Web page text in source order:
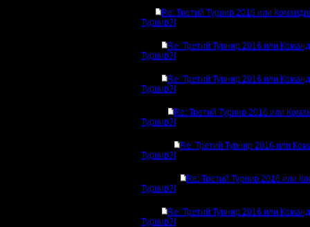
Re: Третий Турнир 2016 или
Турнир?!
Re: Третий Турнир 2016 или
Турнир?!
Re: Третий Турнир 2016 или
Турнир?!
Re: Третий Турнир 2016 или
Турнир?!
Re: Третий Турнир 2016 или
Турнир?!
Re: Третий Турнир 2016 или
Турнир?!
Re: Третий Турнир 2016 или
Турнир?!